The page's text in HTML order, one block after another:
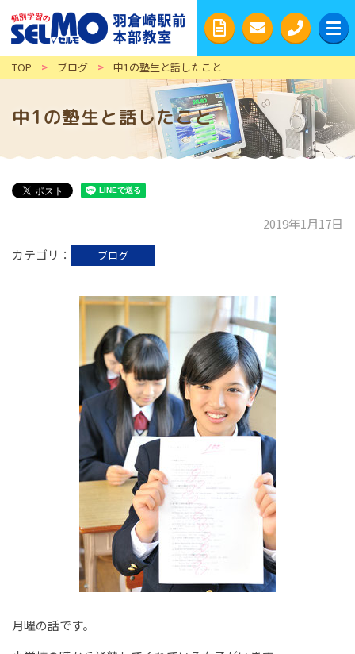
TOP > ブログ > 中1の塾生と話したこと
中1の塾生と話したこと
2019年1月17日
カテゴリ
ブログ
月曜の話です。